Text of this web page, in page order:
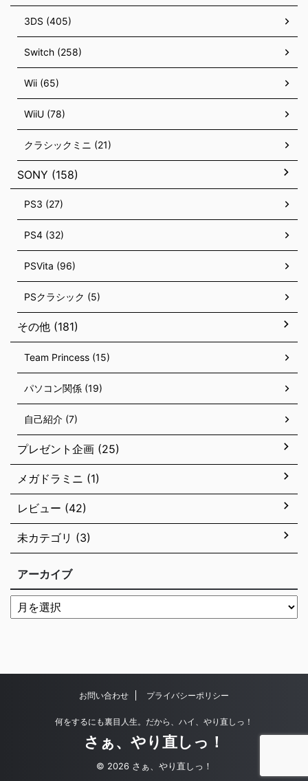
3DS (405)
Switch (258)
Wii (65)
WiiU (78)
クラシックミニ (21)
SONY (158)
PS3 (27)
PS4 (32)
PSVita (96)
PSクラシック (5)
その他 (181)
Team Princess (15)
パソコン関係 (19)
自己紹介 (7)
プレゼント企画 (25)
メガドラミニ (1)
レビュー (42)
未カテゴリ (3)
アーカイブ
お問い合わせ プライバシーポリシー
何をするにも裏目人生。だから、ハイ、やり直しっ！
さぁ、やり直しっ！
© 2026 さぁ、やり直しっ！